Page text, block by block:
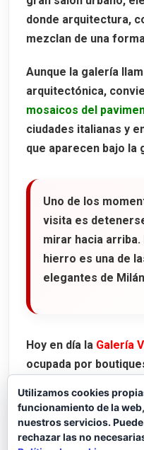
donde arquitectura,
mezclan de una
Aunque la galería
arquitectónica,
mosaicos del
ciudades italianas y
que aparecen bajo la
Uno de los
visita es
mirar hacia
hierro es una de
elegantes de
Hoy en día la Galería
ocupada por
los locales más
históricoRistorante
in Galleria, vinculado
Utilizamos cookies
funcionamiento de la
nuestros servicios.
rechazar las no